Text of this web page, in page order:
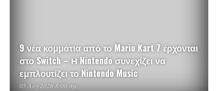
9 νέα κομμάτια από το Mario Kart 7 έρχονται
στο Switch – Η Nintendo συνεχίζει να
εμπλουτίζει το Nintendo Music
05 Αυγ 2026 8:00 πμ